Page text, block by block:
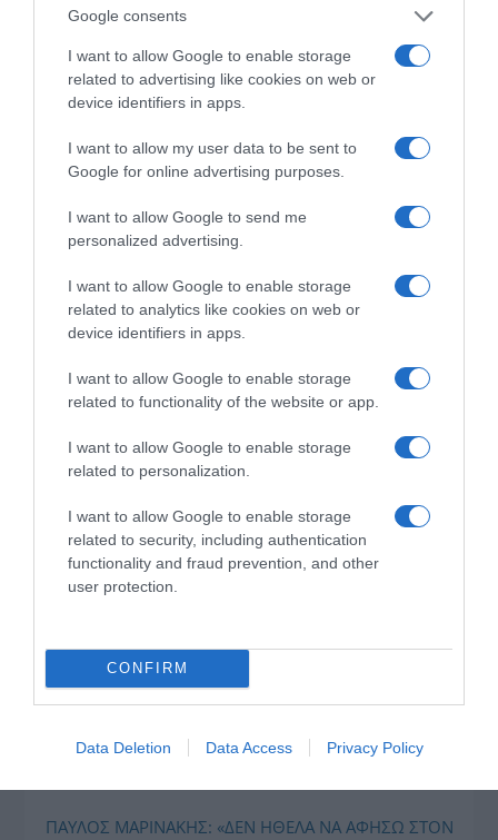
Google consents
I want to allow Google to enable storage
related to advertising like cookies on web or
device identifiers in apps.
I want to allow my user data to be sent to
Google for online advertising purposes.
I want to allow Google to send me
personalized advertising.
I want to allow Google to enable storage
related to analytics like cookies on web or
device identifiers in apps.
I want to allow Google to enable storage
related to functionality of the website or app.
I want to allow Google to enable storage
related to personalization.
I want to allow Google to enable storage
related to security, including authentication
functionality and fraud prevention, and other
user protection.
CONFIRM
Data Deletion Data Access Privacy Policy
Η διαφθορά απειλεί και τη… ζωή μας
τελευταίες μέρες την αποκάλυψη της κο­μπίνας
με τα…
VIDCASTS
ΠΑΥΛΟΣ ΜΑΡΙΝΑΚΗΣ: «ΔΕΝ ΗΘΕΛΑ ΝΑ ΑΦΗΣΩ ΣΤΟΝ